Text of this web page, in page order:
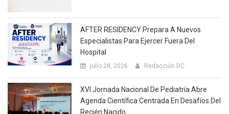
AFTER RESIDENCY Prepara A Nuevos
Especialistas Para Ejercer Fuera Del
Hospital
julio 28, 2026 Redacción DC
XVI Jornada Nacional De Pediatría Abre
Agenda Científica Centrada En Desafíos Del
Recién Nacido